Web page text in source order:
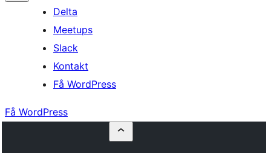
Delta
Meetups
Slack
Kontakt
Få WordPress
Få WordPress